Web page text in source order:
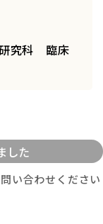
究科 臨床
い合わせください